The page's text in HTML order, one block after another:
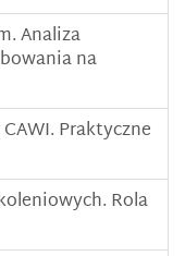
Analiza
na
Praktyczne
Rola